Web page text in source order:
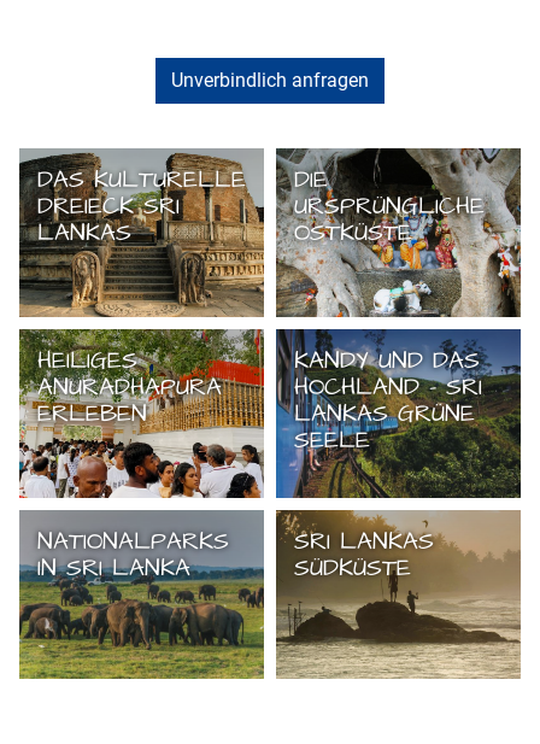
Unverbindlich anfragen
DAS KULTURELLE
DREIECK SRI
LANKAS
DIE
URSPRÜNGLICHE
OSTKÜSTE
HEILIGES
ANURADHAPURA
ERLEBEN
KANDY UND DAS
HOCHLAND - SRI
LANKAS GRÜNE
SEELE
NATIONALPARKS
IN SRI LANKA
SRI LANKAS
SÜDKÜSTE